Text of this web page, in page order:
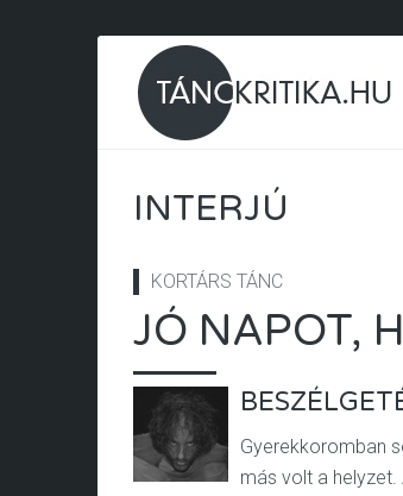
INTERJÚ
KORTÁRS TÁNC
JÓ NAPOT,
Gyerekkoromban
más volt a